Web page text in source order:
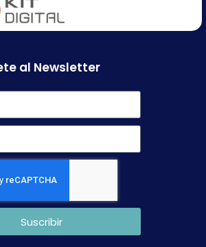
al Newsletter
Suscribir